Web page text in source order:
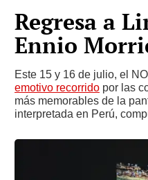
Regresa a
Ennio
Este 15 y 16 de julio, el
emotivo recorrido por las
más memorables de la
interpretada en Perú,